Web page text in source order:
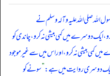
اللہ صلی ‌اللہ ‌علیہ ‌وآلہ ‌وسلم نے
ایک دوسرے میں کمی بیشی نہ کرو، چاندی کو
کمی بیشی نہ کرو، اور اس میں سے غیر موجود
دوسری روایت میں ہے:”سونے کو